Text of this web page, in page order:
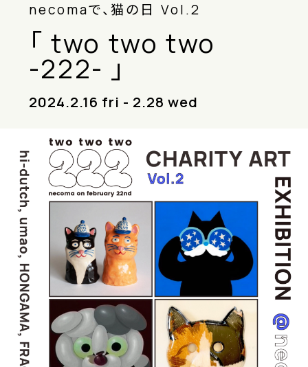
necomaで、猫の日 Vol.2
「 two two two
-222- 」
2024.2.16 fri - 2.28 wed